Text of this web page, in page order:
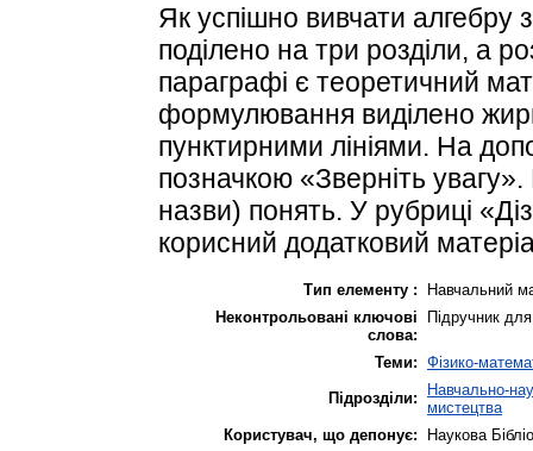
Як успішно вивчати алгебру
поділено на три розділи, а
параграфі є теоретичний
формулювання виділено
пунктирними лініями. На
позначкою «Зверніть
назви) понять. У рубриці
корисний додатковий
Тип елементу :
Навчальний
Неконтрольовані ключові
слова:
Підручник
Теми: Фізико-
Підрозділи:
Навчально-
мистецтва
Користувач, що депонує:
Наукова